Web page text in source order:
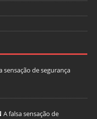
sensação de segurança
A falsa sensação de